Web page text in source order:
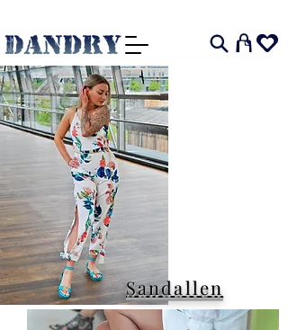
I
Sandallen